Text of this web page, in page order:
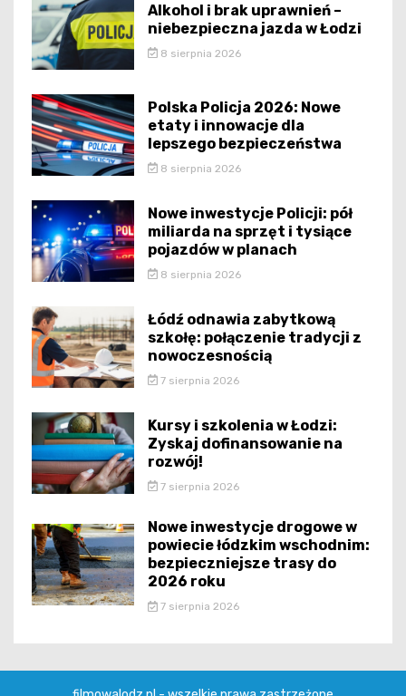
Alkohol i brak uprawnień –
niebezpieczna jazda w Łodzi
8 sierpnia 2026
Polska Policja 2026: Nowe
etaty i innowacje dla
lepszego bezpieczeństwa
8 sierpnia 2026
Nowe inwestycje Policji: pół
miliarda na sprzęt i tysiące
pojazdów w planach
8 sierpnia 2026
Łódź odnawia zabytkową
szkołę: połączenie tradycji z
nowoczesnością
7 sierpnia 2026
Kursy i szkolenia w Łodzi:
Zyskaj dofinansowanie na
rozwój!
7 sierpnia 2026
Nowe inwestycje drogowe w
powiecie łódzkim wschodnim:
bezpieczniejsze trasy do
2026 roku
7 sierpnia 2026